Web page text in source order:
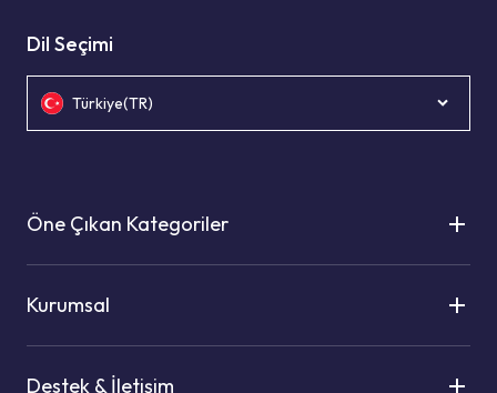
Dil Seçimi
Türkiye(TR)
Öne Çıkan Kategoriler
Kurumsal
Destek & İletişim